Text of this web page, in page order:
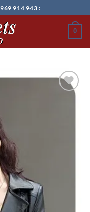
914 943 :
0